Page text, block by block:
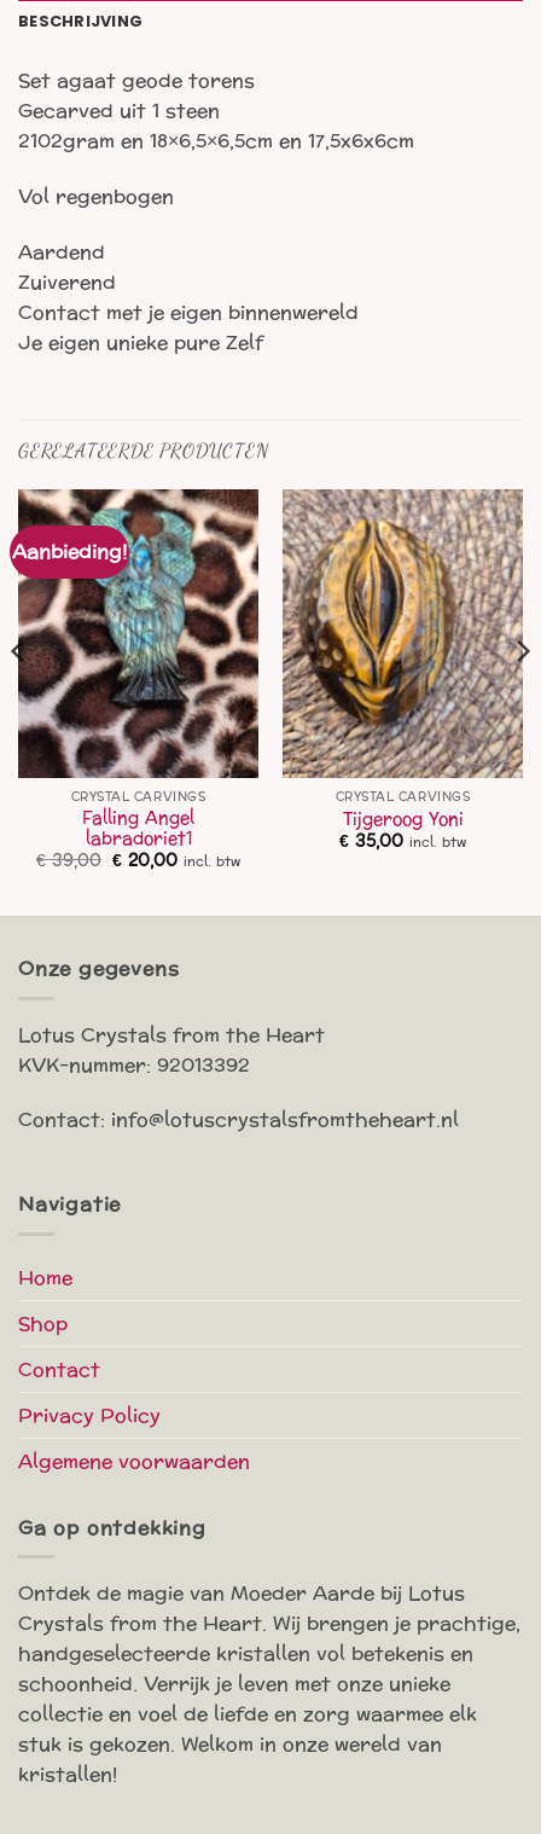
BESCHRIJVING
Set agaat geode torens
Gecarved uit 1 steen
2102gram en 18×6,5×6,5cm en 17,5x6x6cm
Vol regenbogen
Aardend
Zuiverend
Contact met je eigen binnenwereld
Je eigen unieke pure Zelf
GERELATEERDE PRODUCTEN
Aanbieding!
CRYSTAL CARVINGS
Falling Angel
labradoriet1
€39,00 Oorspronkelijke
prijs
€ 20,00Huidige
prijs
incl. btw
CRYSTAL CARVINGS
Tijgeroog Yoni
€ 35,00 incl. btw
Onze gegevens
Lotus Crystals from the Heart
KVK-nummer: 92013392
Contact: info@lotuscrystalsfromtheheart.nl
Navigatie
Home
Shop
Contact
Privacy Policy
Algemene voorwaarden
Ga op ontdekking
Ontdek de magie van Moeder Aarde bij Lotus
Crystals from the Heart. Wij brengen je prachtige,
handgeselecteerde kristallen vol betekenis en
schoonheid. Verrijk je leven met onze unieke
collectie en voel de liefde en zorg waarmee elk
stuk is gekozen. Welkom in onze wereld van
kristallen!